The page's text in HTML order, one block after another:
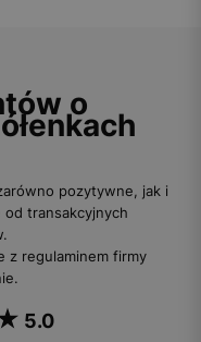
o
pozytywne, jak i
transakcyjnych
z regulaminem firmy
5.0